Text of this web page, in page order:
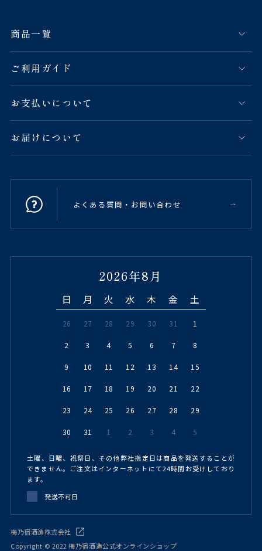
商品一覧
ご利用ガイド
お支払いについて
お届けについて
よくある質問・お問い合わせ
2026年8月
日 月 火 水 木 金 土
26 27 28 29 30 31 1
2 3 4 5 6 7 8
9 10 11 12 13 14 15
16 17 18 19 20 21 22
23 24 25 26 27 28 29
30 31 1 2 3 4 5
土曜、日曜、祝祭日、その他弊社指定日は商品を発送することが
できません。ご注文はインターネットにて24時間お受けしており
ます。
発送不可日
梅乃宿酒造株式会社
Copyright © 2022 梅乃宿酒造公式オンラインショップ